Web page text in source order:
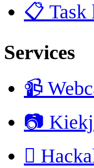
📋 Task
Services
📹
📷
